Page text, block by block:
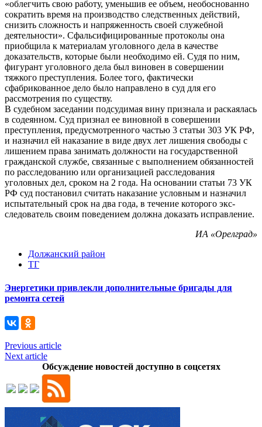
«облегчить свою работу, уменьшив ее объем, необоснованно
сократить время на производство следственных действий,
снизить сложность и напряженность своей служебной
деятельности». Сфальсифицированные протоколы она
приобщила к материалам уголовного дела в качестве
доказательств, которые были необходимо ей. Судя по ним,
фигурант уголовного дела был виновен в совершении
тяжкого преступления. Более того, фактически
сфабрикованное дело было направлено в суд для его
рассмотрения по существу.
В судебном заседании подсудимая вину признала и раскаялась
в содеянном. Суд признал ее виновной в совершении
преступления, предусмотренного частью 3 статьи 303 УК РФ,
и назначил ей наказание в виде двух лет лишения свободы с
лишением права занимать должности на государственной
гражданской службе, связанные с выполнением обязанностей
по расследованию или организацией расследования
уголовных дел, сроком на 2 года. На основании статьи 73 УК
РФ суд постановил считать наказание условным и назначил
испытательный срок на два года, в течение которого экс-
следователь своим поведением должна доказать исправление.
ИА «Орелград»
Должанский район
ТГ
Энергетики привлекли дополнительные бригады для
ремонта сетей
Previous article
Next article
Обсуждение новостей доступно в соцсетях